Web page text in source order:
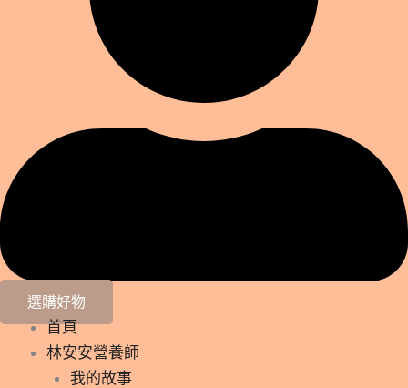
選購好物
首頁
林安安營養師
我的故事